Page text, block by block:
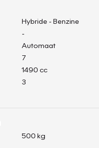
Hybride - Benzine
-
Automaat
7
1490 cc
3
500 kg